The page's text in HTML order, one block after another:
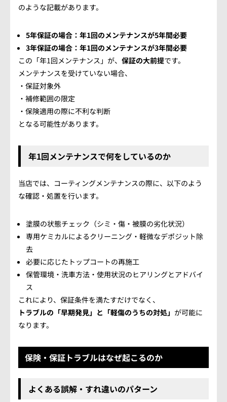
のような記載があります。
5年保証の場合：年1回のメンテナンスが5年間必要
3年保証の場合：年1回のメンテナンスが3年間必要
この「年1回メンテナンス」が、 保証の大前提です。
メンテナンスを受けていない場合、
・保証対象外
・補修範囲の限定
・保険適用の際に不利な判断
となる可能性があります。
年1回メンテナンスで何をしているのか
当店では、コーティングメンテナンスの際に、以下のよう
な確認・処置を行います。
塗膜の状態チェック（シミ・傷・被膜の劣化状況）
専用ケミカルによるクリーニング・軽微なデポジット除
去
必要に応じたトップコートの再施工
保管環境・洗車方法・使用状況のヒアリングとアドバイ
ス
これにより、保証条件を満たすだけでなく、
トラブルの「早期発見」と「軽傷のうちの対処」 が可能に
なります。
保険・保証トラブルはなぜ起こるのか
よくある誤解・すれ違いのパターン